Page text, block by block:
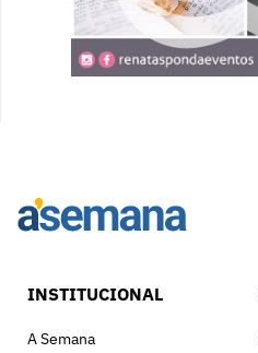
INSTITUCIONAL
A Semana